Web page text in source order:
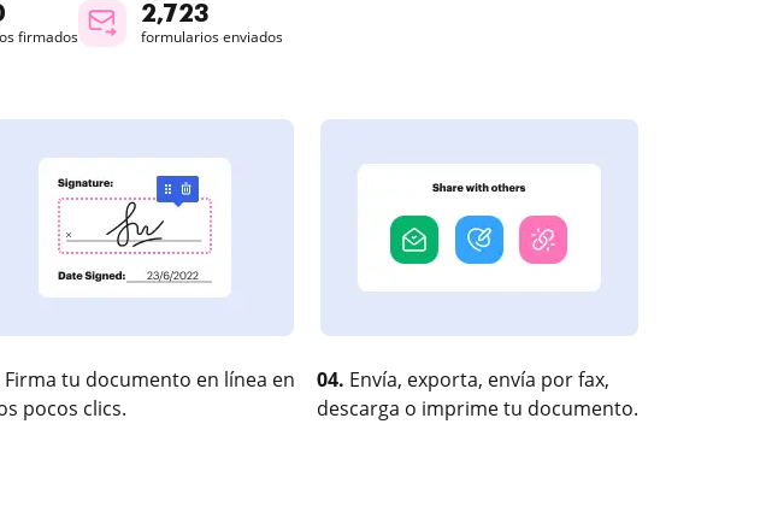
firmados
2,723
formularios enviados
Firma tu documento en línea en
pocos clics.
04. Envía, exporta, envía por fax,
descarga o imprime tu documento.